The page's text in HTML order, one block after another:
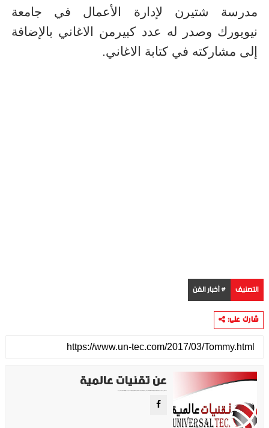
مدرسة شتيرن لإدارة الأعمال في جامعة
نيويورك وصدر له عدد كبيرمن الاغاني بالإضافة
إلى مشاركته في كتابة الاغاني.
التصنيف # أخبار الفن
شارك على:
عن تقنيات عالمية